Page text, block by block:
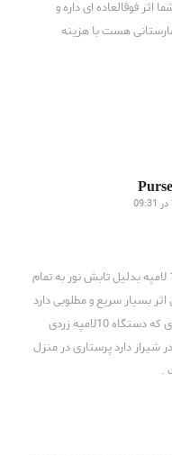
شما اثر فوقالعاده ای داره و
هست با هزینه
دستگاه 10 لامپه بدلیل تابش نور به تمام
بسیار سریع و مطلوبی دارد
. تنها مرکزی که دستگاه 10لامپه زردی
شیراز دارد پرستاری در منزل
.